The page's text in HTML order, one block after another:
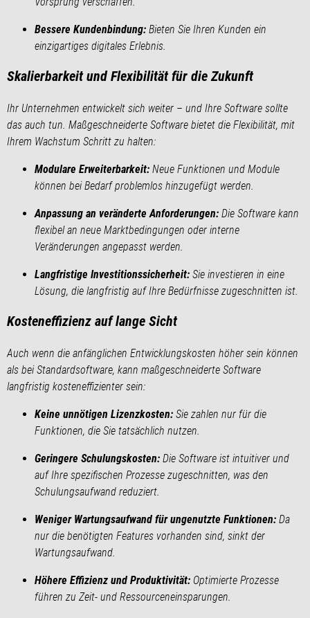
Bessere Kundenbindung: Bieten Sie Ihren Kunden ein
einzigartiges digitales Erlebnis.
Skalierbarkeit und Flexibilität für die Zukunft
Ihr Unternehmen entwickelt sich weiter – und Ihre Software sollte
das auch tun. Maßgeschneiderte Software bietet die Flexibilität, mit
Ihrem Wachstum Schritt zu halten:
Modulare Erweiterbarkeit: Neue Funktionen und Module
können bei Bedarf problemlos hinzugefügt werden.
Anpassung an veränderte Anforderungen: Die Software kann
flexibel an neue Marktbedingungen oder interne
Veränderungen angepasst werden.
Langfristige Investitionssicherheit: Sie investieren in eine
Lösung, die langfristig auf Ihre Bedürfnisse zugeschnitten ist.
Kosteneffizienz auf lange Sicht
Auch wenn die anfänglichen Entwicklungskosten höher sein können
als bei Standardsoftware, kann maßgeschneiderte Software
langfristig kosteneffizienter sein:
Keine unnötigen Lizenzkosten: Sie zahlen nur für die
Funktionen, die Sie tatsächlich nutzen.
Geringere Schulungskosten: Die Software ist intuitiver und
auf Ihre spezifischen Prozesse zugeschnitten, was den
Schulungsaufwand reduziert.
Weniger Wartungsaufwand für ungenutzte Funktionen: Da
nur die benötigten Features vorhanden sind, sinkt der
Wartungsaufwand.
Höhere Effizienz und Produktivität: Optimierte Prozesse
führen zu Zeit- und Ressourceneinsparungen.